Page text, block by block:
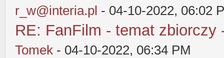
r_w@interia.pl - 04-10-2022, 06:02
RE: FanFilm - temat zbiorczy
Tomek - 04-10-2022, 06:34 PM